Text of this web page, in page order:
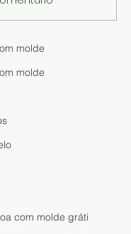
molde
molde
com molde gráti
o Passo a
Como
Artesanato